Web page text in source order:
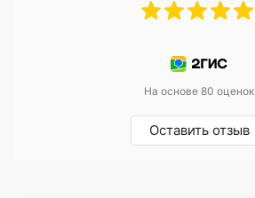
На основе 80 оценок
Оставить отзыв